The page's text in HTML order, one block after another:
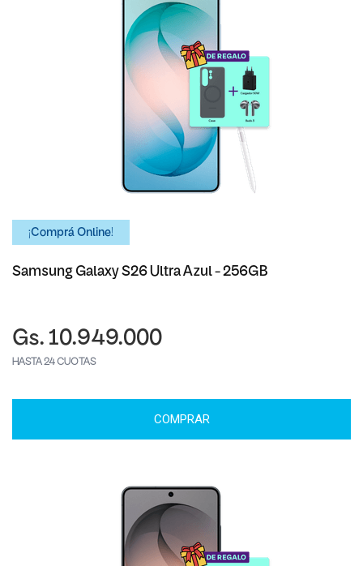
¡Comprá Online!
Samsung Galaxy S26 Ultra Azul - 256GB
Gs. 10.949.000
HASTA 24 CUOTAS
COMPRAR